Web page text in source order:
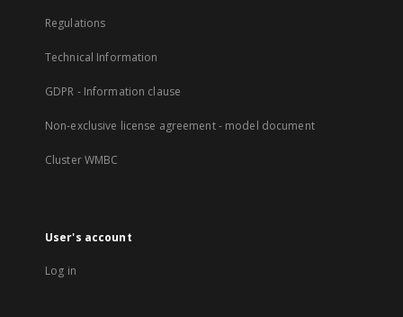
Regulations
Technical Information
GDPR - Information clause
Non-exclusive license agreement - model document
Cluster WMBC
User's account
Log in